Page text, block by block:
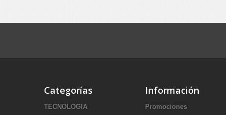
Categorías
TECNOLOGIA
Información
Promociones